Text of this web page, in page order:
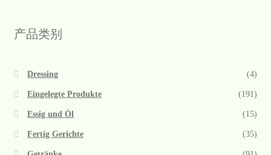
产品类别
Dressing (4)
Eingelegte Produkte (191)
Essig und Öl (15)
Fertig Gerichte (35)